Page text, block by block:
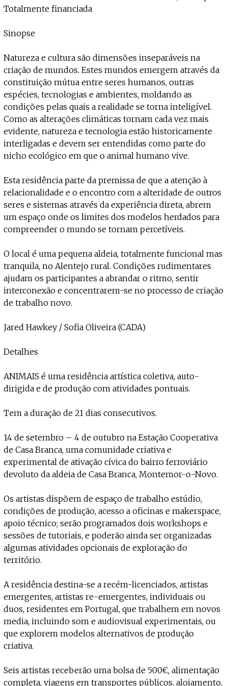
Totalmente financiada
Sinopse
Natureza e cultura são dimensões inseparáveis na
criação de mundos. Estes mundos emergem através da
constituição mútua entre seres humanos, outras
espécies, tecnologias e ambientes, moldando as
condições pelas quais a realidade se torna inteligível.
Como as alterações climáticas tornam cada vez mais
evidente, natureza e tecnologia estão historicamente
interligadas e devem ser entendidas como parte do
nicho ecológico em que o animal humano vive.
Esta residência parte da premissa de que a atenção à
relacionalidade e o encontro com a alteridade de outros
seres e sistemas através da experiência direta, abrem
um espaço onde os limites dos modelos herdados para
compreender o mundo se tornam percetíveis.
O local é uma pequena aldeia, totalmente funcional mas
tranquila, no Alentejo rural. Condições rudimentares
ajudam os participantes a abrandar o ritmo, sentir
interconexão e concentrarem-se no processo de criação
de trabalho novo.
Jared Hawkey / Sofia Oliveira (CADA)
Detalhes
ANIMAIS é uma residência artística coletiva, auto-
dirigida e de produção com atividades pontuais.
Tem a duração de 21 dias consecutivos.
14 de setembro – 4 de outubro na Estação Cooperativa
de Casa Branca, uma comunidade criativa e
experimental de ativação cívica do bairro ferroviário
devoluto da aldeia de Casa Branca, Montemor-o-Novo.
Os artistas dispõem de espaço de trabalho estúdio,
condições de produção, acesso a oficinas e makerspace,
apoio técnico; serão programados dois workshops e
sessões de tutoriais, e poderão ainda ser organizadas
algumas atividades opcionais de exploração do
território.
A residência destina-se a recém-licenciados, artistas
emergentes, artistas re-emergentes, individuais ou
duos, residentes em Portugal, que trabalhem em novos
media, incluindo som e audiovisual experimentais, ou
que explorem modelos alternativos de produção
criativa.
Seis artistas receberão uma bolsa de 500€, alimentação
completa, viagens em transportes públicos, alojamento,